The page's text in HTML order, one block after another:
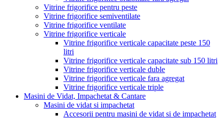
Vitrine frigorifice pentru peste
Vitrine frigorifice semiventilate
Vitrine frigorifice ventilate
Vitrine frigorifice verticale
Vitrine frigorifice verticale capacitate peste 150
litri
Vitrine frigorifice verticale capacitate sub 150 litri
Vitrine frigorifice verticale duble
Vitrine frigorifice verticale fara agregat
Vitrine frigorifice verticale triple
Masini de Vidat, Impachetat & Cantare
Masini de vidat si impachetat
Accesorii pentru masini de vidat si de impachetat